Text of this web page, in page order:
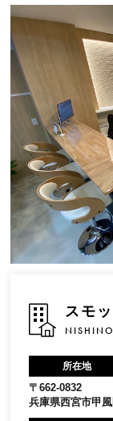
スモ
所在地
〒662-0832
兵庫県西宮市甲